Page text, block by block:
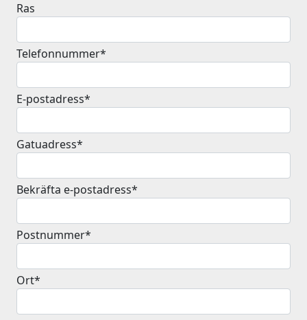
Ras
Telefonnummer*
E-postadress*
Gatuadress*
Bekräfta e-postadress*
Postnummer*
Ort*